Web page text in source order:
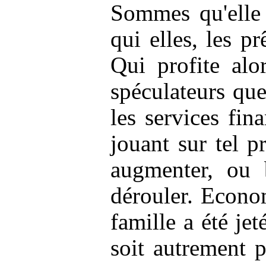
Sommes qu'elle
qui elles, les
Qui profite
spéculateurs
les services
jouant sur tel
augmenter,
dérouler.
famille a été
soit autrement